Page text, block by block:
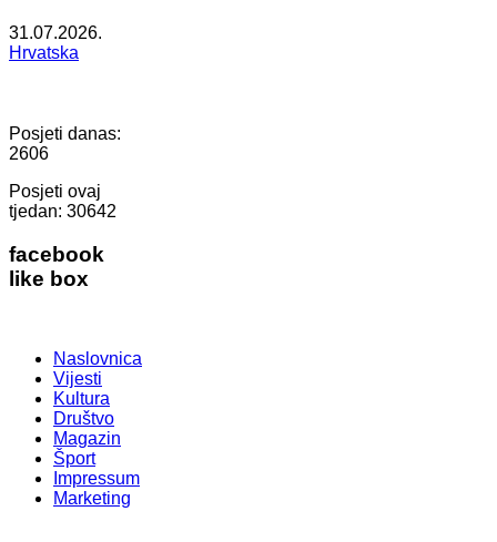
31.07.2026.
Hrvatska
Posjeti danas:
2606
Posjeti ovaj
tjedan: 30642
facebook
like box
Naslovnica
Vijesti
Kultura
Društvo
Magazin
Šport
Impressum
Marketing